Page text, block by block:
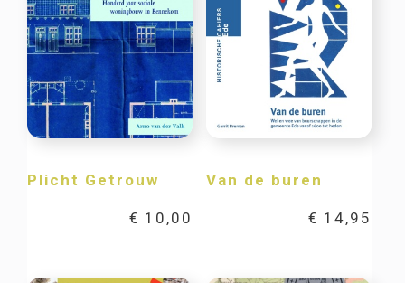
Plicht Getrouw
€ 10,00
Van de buren
€ 14,95